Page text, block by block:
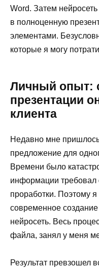
Word. Затем
в полноценную
элементами.
которые я могу
Личный опыт:
презентации
клиента
Недавно мне
предложение для
Времени было
информации требовал
проработки. Поэтому
современное
нейросеть. Весь
файла, занял у меня
Результат превзошел